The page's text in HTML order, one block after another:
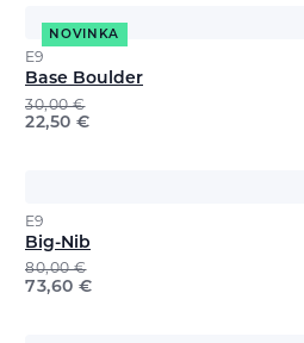
NOVINKA
E9
Base Boulder
30,00€
22,50 €
E9
Big-Nib
80,00€
73,60 €